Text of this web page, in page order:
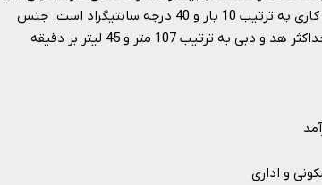
از 0.5 تا 1.3 اسب بخار می باشد. حداکثر فشار کاری و دمای کاری به ترتیب 10 بار و 40 درجه سانتیگراد است. جنس
بدنه و پروانه این سری از پمپ خانگی داب چدن می باشد. حداکثر هد و دبی به ترتیب 107 متر و 45 لیتر بر دقیقه
و اداری